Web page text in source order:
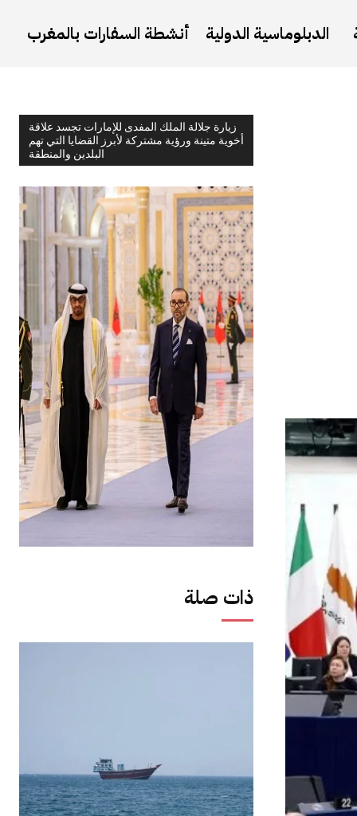
الدبلوماسية الدولية أنشطة السفارات بالمغرب
زيارة جلالة الملك المفدى للإمارات تجسد علاقة
أخوية متينة ورؤية مشتركة لأبرز القضايا التي تهم
البلدين والمنطقة
ذات صلة